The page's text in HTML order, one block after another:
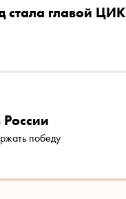
стала главой ЦИК
победу